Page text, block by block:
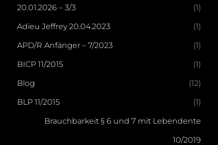
20.01.2026 – 3/3 (1)
Adieu Jeffrey 20.04.2023 (1)
APD/R Anfänger – 7/2023 (1)
BICP 11/2015 (1)
Blog (12)
BLP 11/2015 (1)
Brauchbarkeit § 6 und 7 mit Lebendente
10/2019